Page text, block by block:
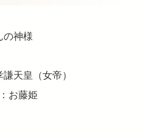
の神様
天皇（女帝）
お藤姫